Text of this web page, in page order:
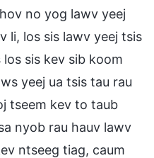
no yog lawv yeej
li, los sis lawv yeej tsis
sis kev sib koom
yeej ua tsis tau rau
tseem kev to taub
nyob rau hauv lawv
ntseeg tiag, caum